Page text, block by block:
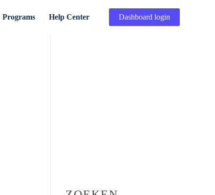
Programs Help Center Dashboard login